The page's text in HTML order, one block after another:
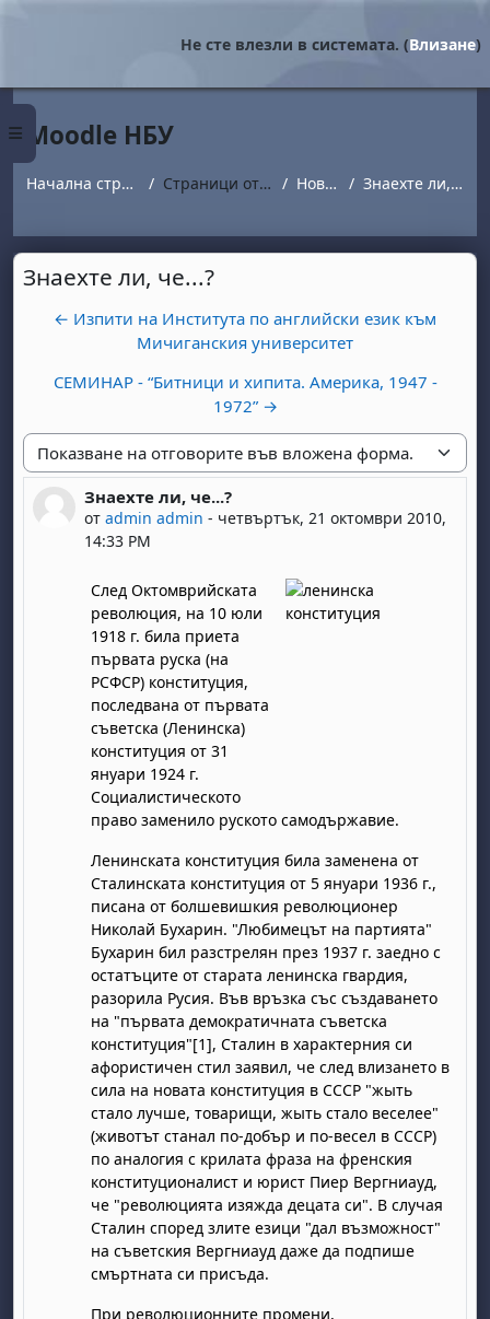
Страничен панел
Не сте влезли в системата. (Влизане)
Moodle НБУ
Начална страница Страници от сайта Новини Знаехте ли, че...?
Знаехте ли, че...?
← Изпити на Института по английски език към
Мичиганския университет
СЕМИНАР - “Битници и хипита. Америка, 1947 -
1972” →
Начин на показване
Знаехте ли, че...?
от admin admin - четвъртък, 21 октомври 2010,
14:33 PM
Number of replies: 0
След Октомврийската
революция, на 10 юли
1918 г. била приета
първата руска (на
РСФСР) конституция,
последвана от първата
съветска (Ленинска)
конституция от 31
януари 1924 г.
Социалистическото
право заменило руското самодържавие.
Ленинската конституция била заменена от
Сталинската конституция от 5 януари 1936 г.,
писана от болшевишкия революционер
Николай Бухарин. "Любимецът на партията"
Бухарин бил разстрелян през 1937 г. заедно с
остатъците от старата ленинска гвардия,
разорила Русия. Във връзка със създаването
на "първата демократичната съветска
конституция"[1], Сталин в характерния си
афористичен стил заявил, че след влизането в
сила на новата конституция в СССР "жыть
стало лучше, товарищи, жыть стало веселее"
(животът станал по-добър и по-весел в СССР)
по аналогия с крилата фраза на френския
конституционалист и юрист Пиер Вергниауд,
че "революцията изяжда децата си". В случая
Сталин според злите езици "дал възможност"
на съветския Вергниауд даже да подпише
смъртната си присъда.
При революционните промени,
1 август
неделя, 2 август
8 август
неделя, 9 август
15 август
неделя, 16 август
22 август
неделя, 23 август